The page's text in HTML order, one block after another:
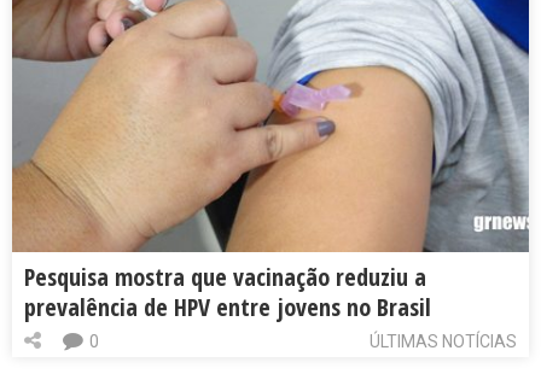
Pesquisa mostra que vacinação reduziu a
prevalência de HPV entre jovens no Brasil
ÚLTIMAS NOTÍCIAS
0